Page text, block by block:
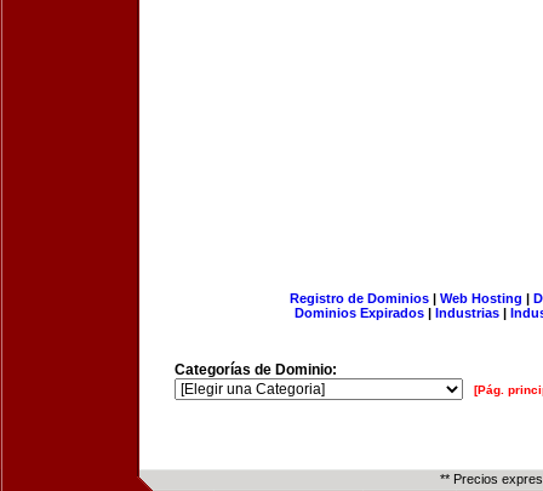
Registro de Dominios| Web Hosting |
Dominios Expirados | Industrias |
Categorías de Dominio:
[Pág.
** Precios